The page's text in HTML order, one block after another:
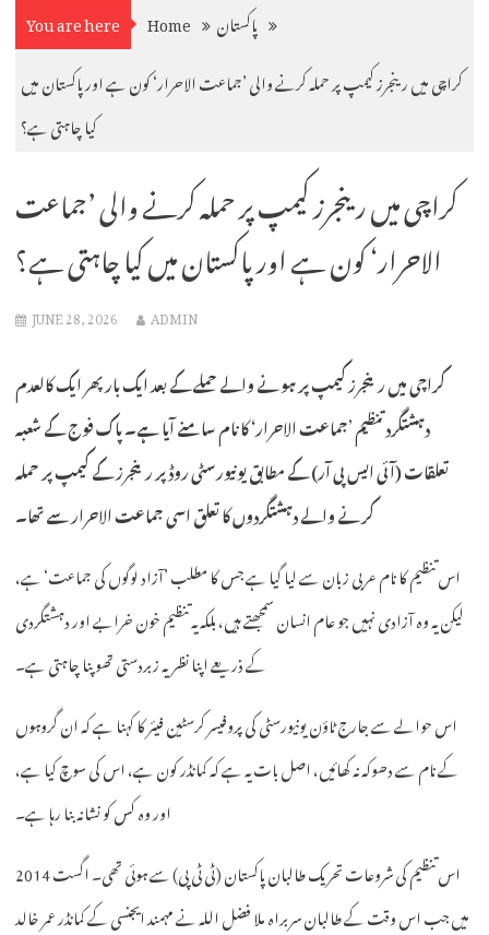
You are here Home
پاکستان
کراچی میں رینجرز کیمپ پر حملہ کرنے والی ’جماعت الاحرار‘ کون ہے اور پاکستان میں
کیا چاہتی ہے؟
کراچی میں رینجرز کیمپ پر حملہ کرنے والی ’جماعت
الاحرار‘ کون ہے اور پاکستان میں کیا چاہتی ہے؟
JUNE 28, 2026 ADMIN
کراچی میں رینجرز کیمپ پر ہونے والے حملے کے بعد ایک بار پھر ایک کالعدم
دہشتگرد تنظیم ’جماعت الاحرار‘ کا نام سامنے آیا ہے۔ پاک فوج کے شعبہ
تعلقات (آئی ایس پی آر) کے مطابق یونیورسٹی روڈ پر رینجرز کے کیمپ پر حملہ
کرنے والے دہشتگردوں کا تعلق اسی جماعت الاحرار سے تھا۔
اس تنظیم کا نام عربی زبان سے لیا گیا ہے جس کا مطلب ’آزاد لوگوں کی جماعت‘ ہے،
لیکن یہ وہ آزادی نہیں جو عام انسان سمجھتے ہیں، بلکہ یہ تنظیم خون خرابے اور دہشتگردی
کے ذریعے اپنا نظریہ زبردستی تھوپنا چاہتی ہے۔
اس حوالے سے جارج ٹاؤن یونیورسٹی کی پروفیسر کرسٹین فیئر کا کہنا ہے کہ ان گروہوں
کے نام سے دھوکہ نہ کھائیں، اصل بات یہ ہے کہ کمانڈر کون ہے، اس کی سوچ کیا ہے،
اور وہ کس کو نشانہ بنا رہا ہے۔
اس تنظیم کی شروعات تحریک طالبان پاکستان (ٹی ٹی پی) سے ہوئی تھی۔ اگست 2014
میں جب اس وقت کے طالبان سربراہ ملا فضل اللہ نے مہمند ایجنسی کے کمانڈر عمر خالد